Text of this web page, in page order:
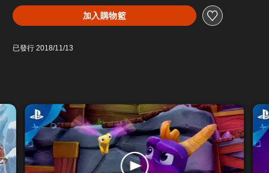
加入購物籃
已發行 2018/11/13